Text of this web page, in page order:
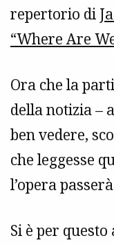
repertorio di
“Where Are
Ora che la
della notizia –
ben vedere,
che leggesse
l’opera
Si è per